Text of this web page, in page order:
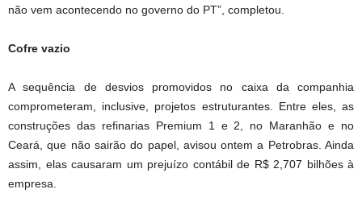
não vem acontecendo no governo do PT”, completou.
Cofre vazio
A sequência de desvios promovidos no caixa da companhia
comprometeram, inclusive, projetos estruturantes. Entre eles, as
construções das refinarias Premium 1 e 2, no Maranhão e no
Ceará, que não sairão do papel, avisou ontem a Petrobras. Ainda
assim, elas causaram um prejuízo contábil de R$ 2,707 bilhões à
empresa.